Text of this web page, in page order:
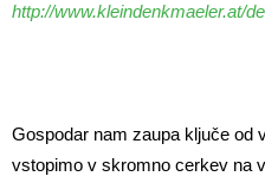
http://www.kleindenkmaeler.at/
Gospodar nam zaupa ključe od
vstopimo v skromno cerkev na